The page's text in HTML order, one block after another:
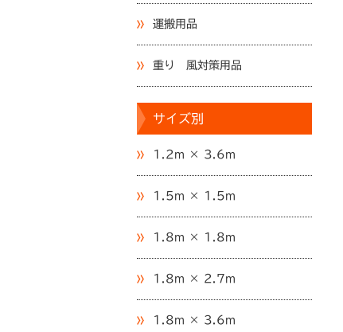
運搬用品
重り 風対策用品
サイズ別
1.2m × 3.6m
1.5m × 1.5m
1.8m × 1.8m
1.8m × 2.7m
1.8m × 3.6m